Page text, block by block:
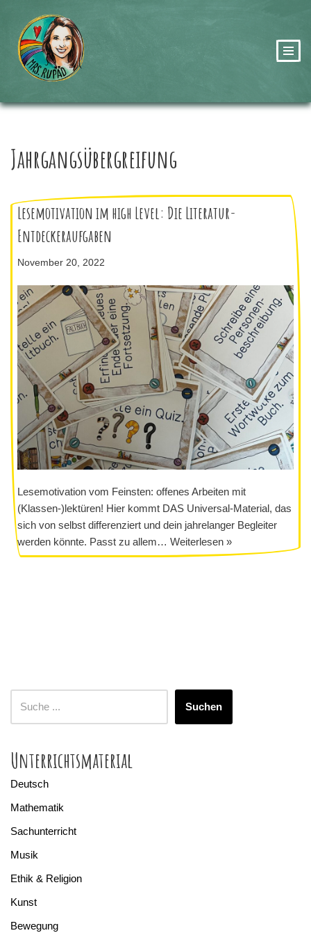
Zum
Inhalt
springen
Jahrgangsübergreifung
Lesemotivation im high Level: Die Literatur-
Entdeckeraufgaben
November 20, 2022
Lesemotivation vom Feinsten: offenes Arbeiten mit
(Klassen-)lektüren! Hier kommt DAS Universal-Material, das
sich von selbst differenziert und dein jahrelanger Begleiter
werden könnte. Passt zu allem… Weiterlesen »
Suchen
Unterrichtsmaterial
Deutsch
Mathematik
Sachunterricht
Musik
Ethik & Religion
Kunst
Bewegung